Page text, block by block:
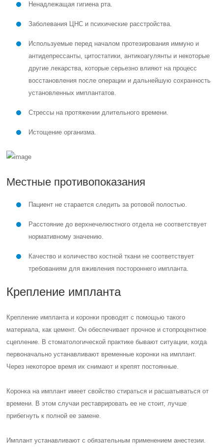
Ненадлежащая гигиена рта.
Заболевания ЦНС и психические расстройства.
Используемые перед началом протезирования иммуно и
антидепрессанты, цитостатики, антикоагулянты и некоторые
другие лекарства, которые серьезно влияют на процесс
восстановления после операции и дальнейшую сохранность
установленных имплантатов.
Стрессы на протяжении длительного времени.
Истощение организма.
Местные противопоказания
Пациент не старается следить за ротовой полостью.
Расстояние до верхнечелюстного отдела не соответствует
нормативному значению.
Качество и количество костной ткани не соответствует
требованиям для вживления постороннего импланта.
Крепление импланта
Крепление импланта и коронки проводят с помощью такого
материала, как цемент. Он обеспечивает прочное и стопроцентное
сцепление. В стоматологической практике бывают ситуации, когда
первоначально устанавливают временные коронки на имплант.
Через некоторое время их снимают и крепят постоянные.
Коронка на имплант имеет свойство стираться и расшатываться от
времени. В этом случаи реставрировать ее не стоит, лучше
прибегнуть к полной ее замене.
Имплант устанавливают с обязательным применением анестезии.